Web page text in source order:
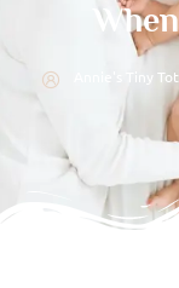
Annie's Tiny